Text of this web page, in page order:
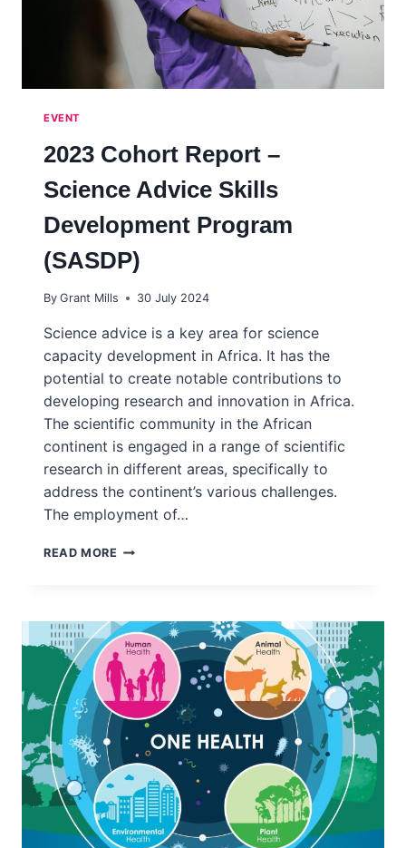
GOUVERNEMENTS
EVENT
2023 Cohort Report –
Science Advice Skills
Development Program
(SASDP)
By Grant Mills 30 July 2024
Science advice is a key area for science
capacity development in Africa. It has the
potential to create notable contributions to
developing research and innovation in Africa.
The scientific community in the African
continent is engaged in a range of scientific
research in different areas, specifically to
address the continent’s various challenges.
The employment of…
READ MORE 2023
SCIENCE
ADVICE
SKILLS
DEVELOPMENT
PROGRAM
(SASDP)